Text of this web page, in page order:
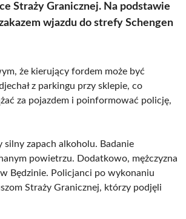
Straży Granicznej. Na podstawie
wjazdu do strefy Schengen
że kierujący fordem może być
z parkingu przy sklepie, co
za pojazdem i poinformować policję,
zapach alkoholu. Badanie
powietrzu. Dodatkowo, mężczyzna
Będzinie. Policjanci po wykonaniu
Straży Granicznej, którzy podjęli